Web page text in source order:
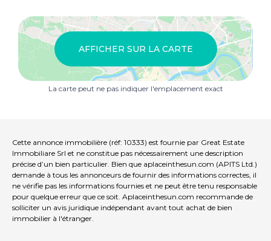
LOCATION
Juste à une courte distance d'un village historique avec
des commodités, accessible sans aucune route non
pavé. Perugia est à 20 minutes en voiture et l'aéroport
de San Francesco d'Assise est accessible en 40
minutes.
par l'intermédiaire d'un technicien désigné par le
vendeur, ce qui nous permet d'acquérir une
compréhension approfondie de l'urbanisme et de l'état
cadastrale de chaque bien. Ce rapport de diligence
raisonnable peut être demandé par le client lorsqu'il
exprime un intérêt réel pour la propriété.
AFFICHER SUR LA CARTE
La carte peut ne pas indiquer l'emplacement exact
Cette annonce immobilière (réf: 10333) est fournie par Great Estate
Immobiliare Srl et ne constitue pas nécessairement une description
précise d’un bien particulier. Bien que aplaceinthesun.com (APITS Ltd.)
demande à tous les annonceurs de fournir des informations correctes, il
ne vérifie pas les informations fournies et ne peut être tenu responsable
pour quelque erreur que ce soit. Aplaceinthesun.com recommande de
solliciter un avis juridique indépendant avant tout achat de bien
immobilier à l'étranger.